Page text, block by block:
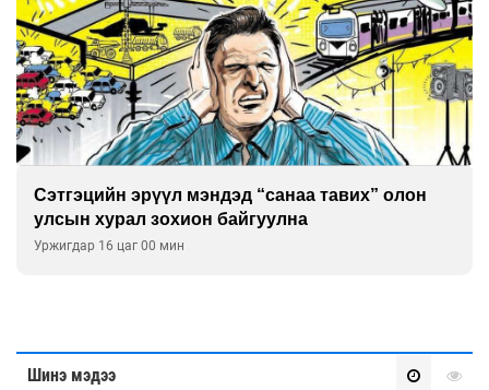
Сэтгэцийн эрүүл мэндэд “санаа тавих” олон
улсын хурал зохион байгуулна
Уржигдар 16 цаг 00 мин
Шинэ мэдээ